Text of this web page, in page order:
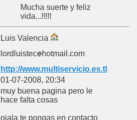
Mucha suerte y feliz
vida...!!!!!
Luis Valencia
lordluistec
hotmail.com
http://www.multiservicio.es.tl
01-07-2008, 20:34
muy buena pagina pero le
hace falta cosas
ojala te pongas en contacto